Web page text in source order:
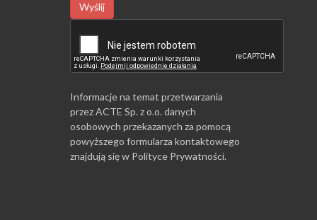
Wyślij
Informacje na temat przetwarzania
przez ACTE Sp. z o.o. danych
osobowych przekazanych za pomocą
powyższego formularza kontaktowego
znajdują się w Polityce Prywatności.